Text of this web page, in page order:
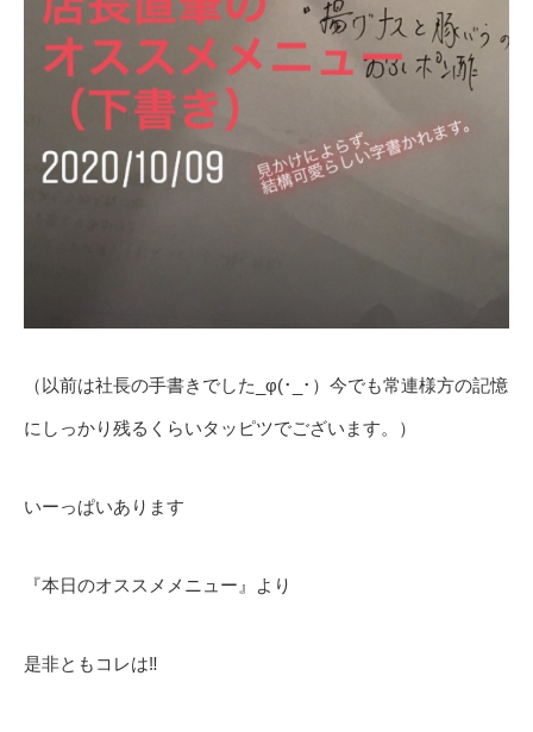
（以前は社長の手書きでした_φ(･_･）今でも常連様方の記憶
にしっかり残るくらいタッピツでございます。）
いーっぱいあります
『本日のオススメメニュー』より
是非ともコレは‼️